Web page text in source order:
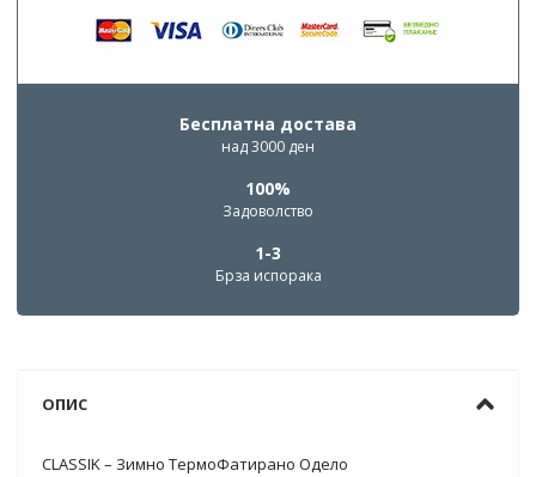
Бесплатна достава
над 3000 ден
100%
Задоволство
1-3
Брза испорака
ОПИС
CLASSIK – Зимно ТермоФатирано Одело